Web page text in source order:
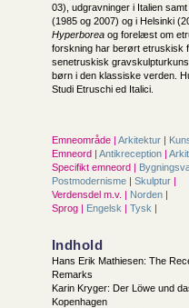
03), udgravninger i Italien
(1985 og 2007) og i Helsinki
Hyperborea og forelæst om
forskning har berørt etruskisk
senetruskisk
børn i den klassiske verden.
Studi Etruschi ed Italici.
Emneområde | Arkitektur |
Emneord | Antikreception |
Specifikt emneord |
Postmodernisme | Skulptur |
Verdensdel m.v. | Norden |
Sprog | Engelsk | Tysk |
Indhold
Hans Erik Mathiesen: The
Remarks
Karin Kryger: Der Löwe und
Kopenhagen